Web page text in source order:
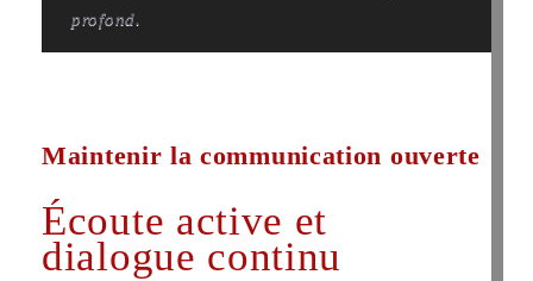
profond.
Maintenir la communication ouverte
Écoute active et
dialogue continu